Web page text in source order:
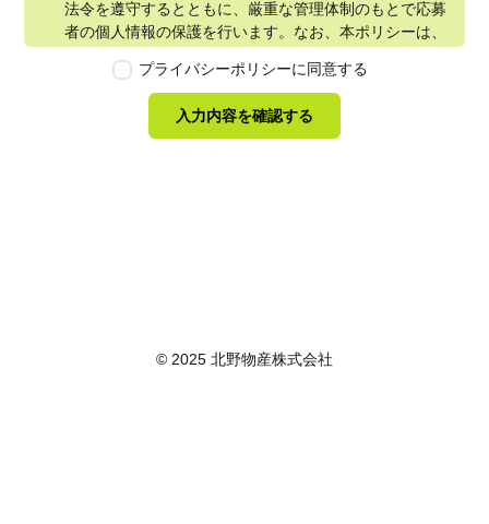
法令を遵守するとともに、厳重な管理体制のもとで応募
者の個人情報の保護を行います。なお、本ポリシーは、
のとします。
第2条　個人情報の定義
本ポリシーにおいて「個人情報」とは、個人情報保護法
利用の停止、消去及び第三者への提供の停止を行うこと
プライバシーポリシーに同意する
入力内容を確認する
© 2025 北野物産株式会社